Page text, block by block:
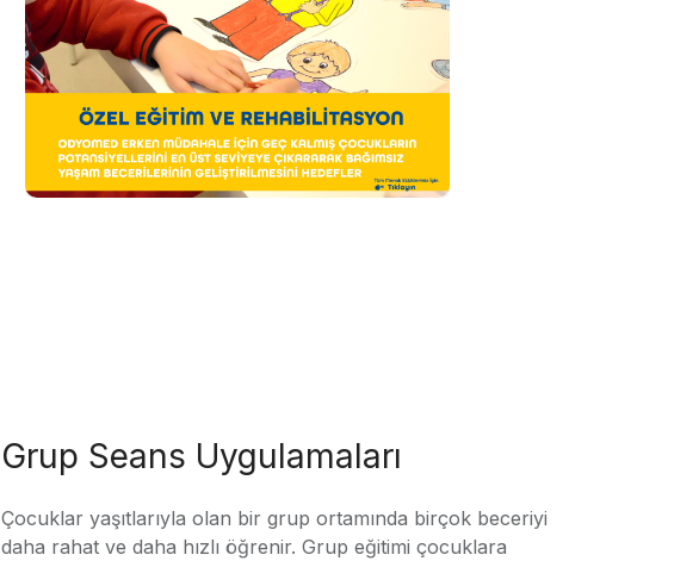
Grup Seans Uygulamaları
Çocuklar yaşıtlarıyla olan bir grup ortamında birçok beceriyi
daha rahat ve daha hızlı öğrenir. Grup eğitimi çocuklara